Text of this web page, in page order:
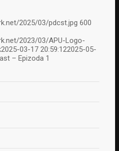
2025/03/pdcst.jpg 600
2023/03/APU-Logo-
2025-03-17 20:59:122025-05-
– Epizoda 1